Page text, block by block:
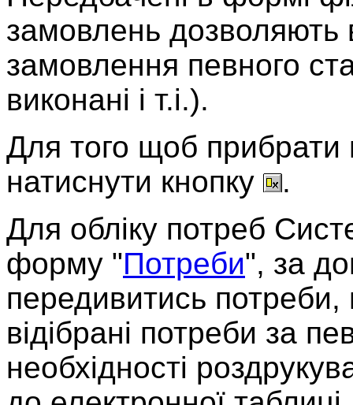
замовлень дозволяють
замовлення певного
виконані і т.і.).
Для того щоб прибрати
натиснути кнопку
.
Для обліку потреб
форму "Потреби", за
передивитись потреби,
відібрані потреби за
необхідності